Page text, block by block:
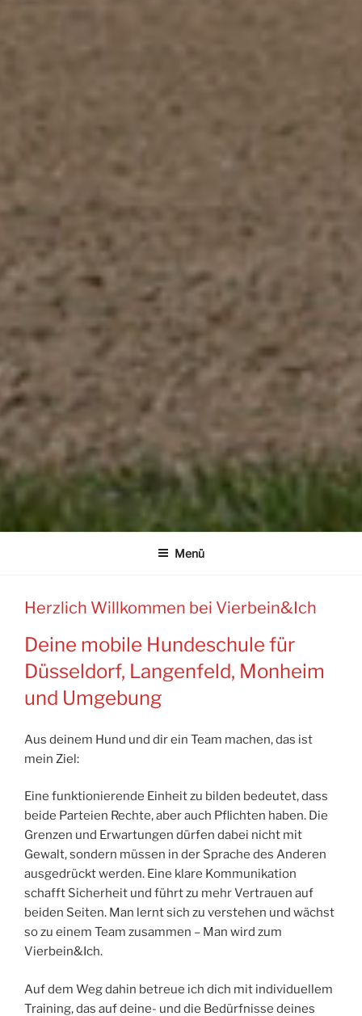
Menü
Herzlich Willkommen bei Vierbein&Ich
Deine mobile Hundeschule für
Düsseldorf, Langenfeld, Monheim
und Umgebung
Aus deinem Hund und dir ein Team machen, das ist
mein Ziel:
Eine funktionierende Einheit zu bilden bedeutet, dass
beide Parteien Rechte, aber auch Pflichten haben. Die
Grenzen und Erwartungen dürfen dabei nicht mit
Gewalt, sondern müssen in der Sprache des Anderen
ausgedrückt werden. Eine klare Kommunikation
schafft Sicherheit und führt zu mehr Vertrauen auf
beiden Seiten. Man lernt sich zu verstehen und wächst
so zu einem Team zusammen – Man wird zum
Vierbein&Ich.
Auf dem Weg dahin betreue ich dich mit individuellem
Training, das auf deine- und die Bedürfnisse deines